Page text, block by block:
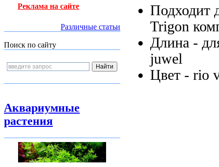
Реклама на сайте
Различные статьи
Поиск по сайту
Аквариумные
растения
Подходит
Trigon
Длина -
juwel
Цвет - rio